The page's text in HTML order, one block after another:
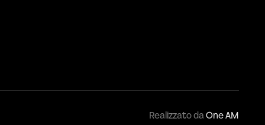
Realizzato daOne AM